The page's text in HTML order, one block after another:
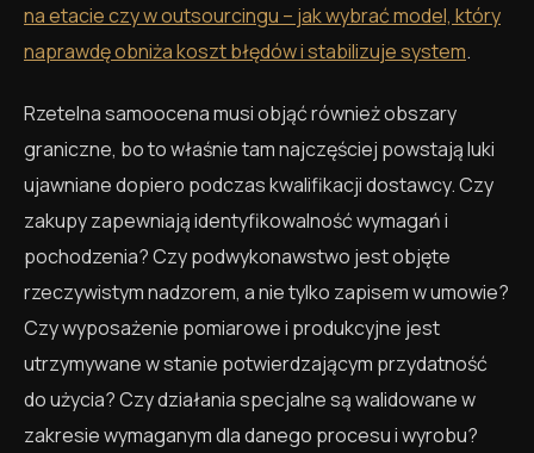
na etacie czy w outsourcingu – jak wybrać model, który
naprawdę obniża koszt błędów i stabilizuje system.
Rzetelna samoocena musi objąć również obszary
graniczne, bo to właśnie tam najczęściej powstają luki
ujawniane dopiero podczas kwalifikacji dostawcy. Czy
zakupy zapewniają identyfikowalność wymagań i
pochodzenia? Czy podwykonawstwo jest objęte
rzeczywistym nadzorem, a nie tylko zapisem w umowie?
Czy wyposażenie pomiarowe i produkcyjne jest
utrzymywane w stanie potwierdzającym przydatność
do użycia? Czy działania specjalne są walidowane w
zakresie wymaganym dla danego procesu i wyrobu?